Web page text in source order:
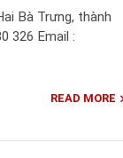
Bà Trưng, thành
326 Email :
READ MORE